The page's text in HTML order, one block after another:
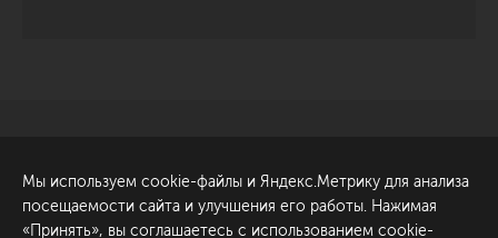
Обсудить проект
ул. Академика Павлова, 6
к1
Мы используем cookie-файлы и Яндекс.Метрику для анализа
посещаемости сайта и улучшения его работы. Нажимая
«Принять», вы соглашаетесь с использованием cookie-